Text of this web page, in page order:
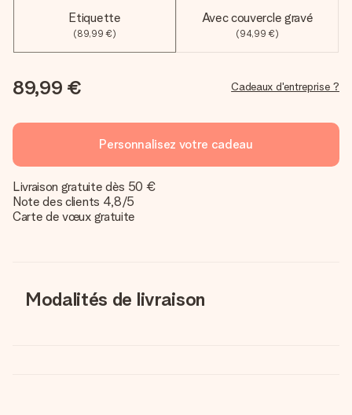
Etiquette
(89,99 €)
Avec couvercle gravé
(94,99 €)
89,99 € Cadeaux d'entreprise ?
Personnalisez votre cadeau
Livraison gratuite dès 50 €
Note des clients 4,8/5
Carte de vœux gratuite
Modalités de livraison